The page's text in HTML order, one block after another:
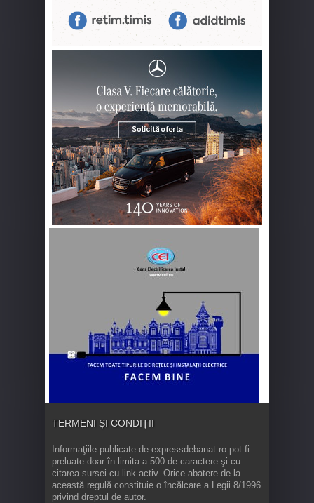
TERMENI ȘI CONDIȚII
Informaţiile publicate de expressdebanat.ro pot fi
preluate doar în limita a 500 de caractere şi cu
citarea sursei cu link activ. Orice abatere de la
această regulă constituie o încălcare a Legii 8/1996
privind dreptul de autor.